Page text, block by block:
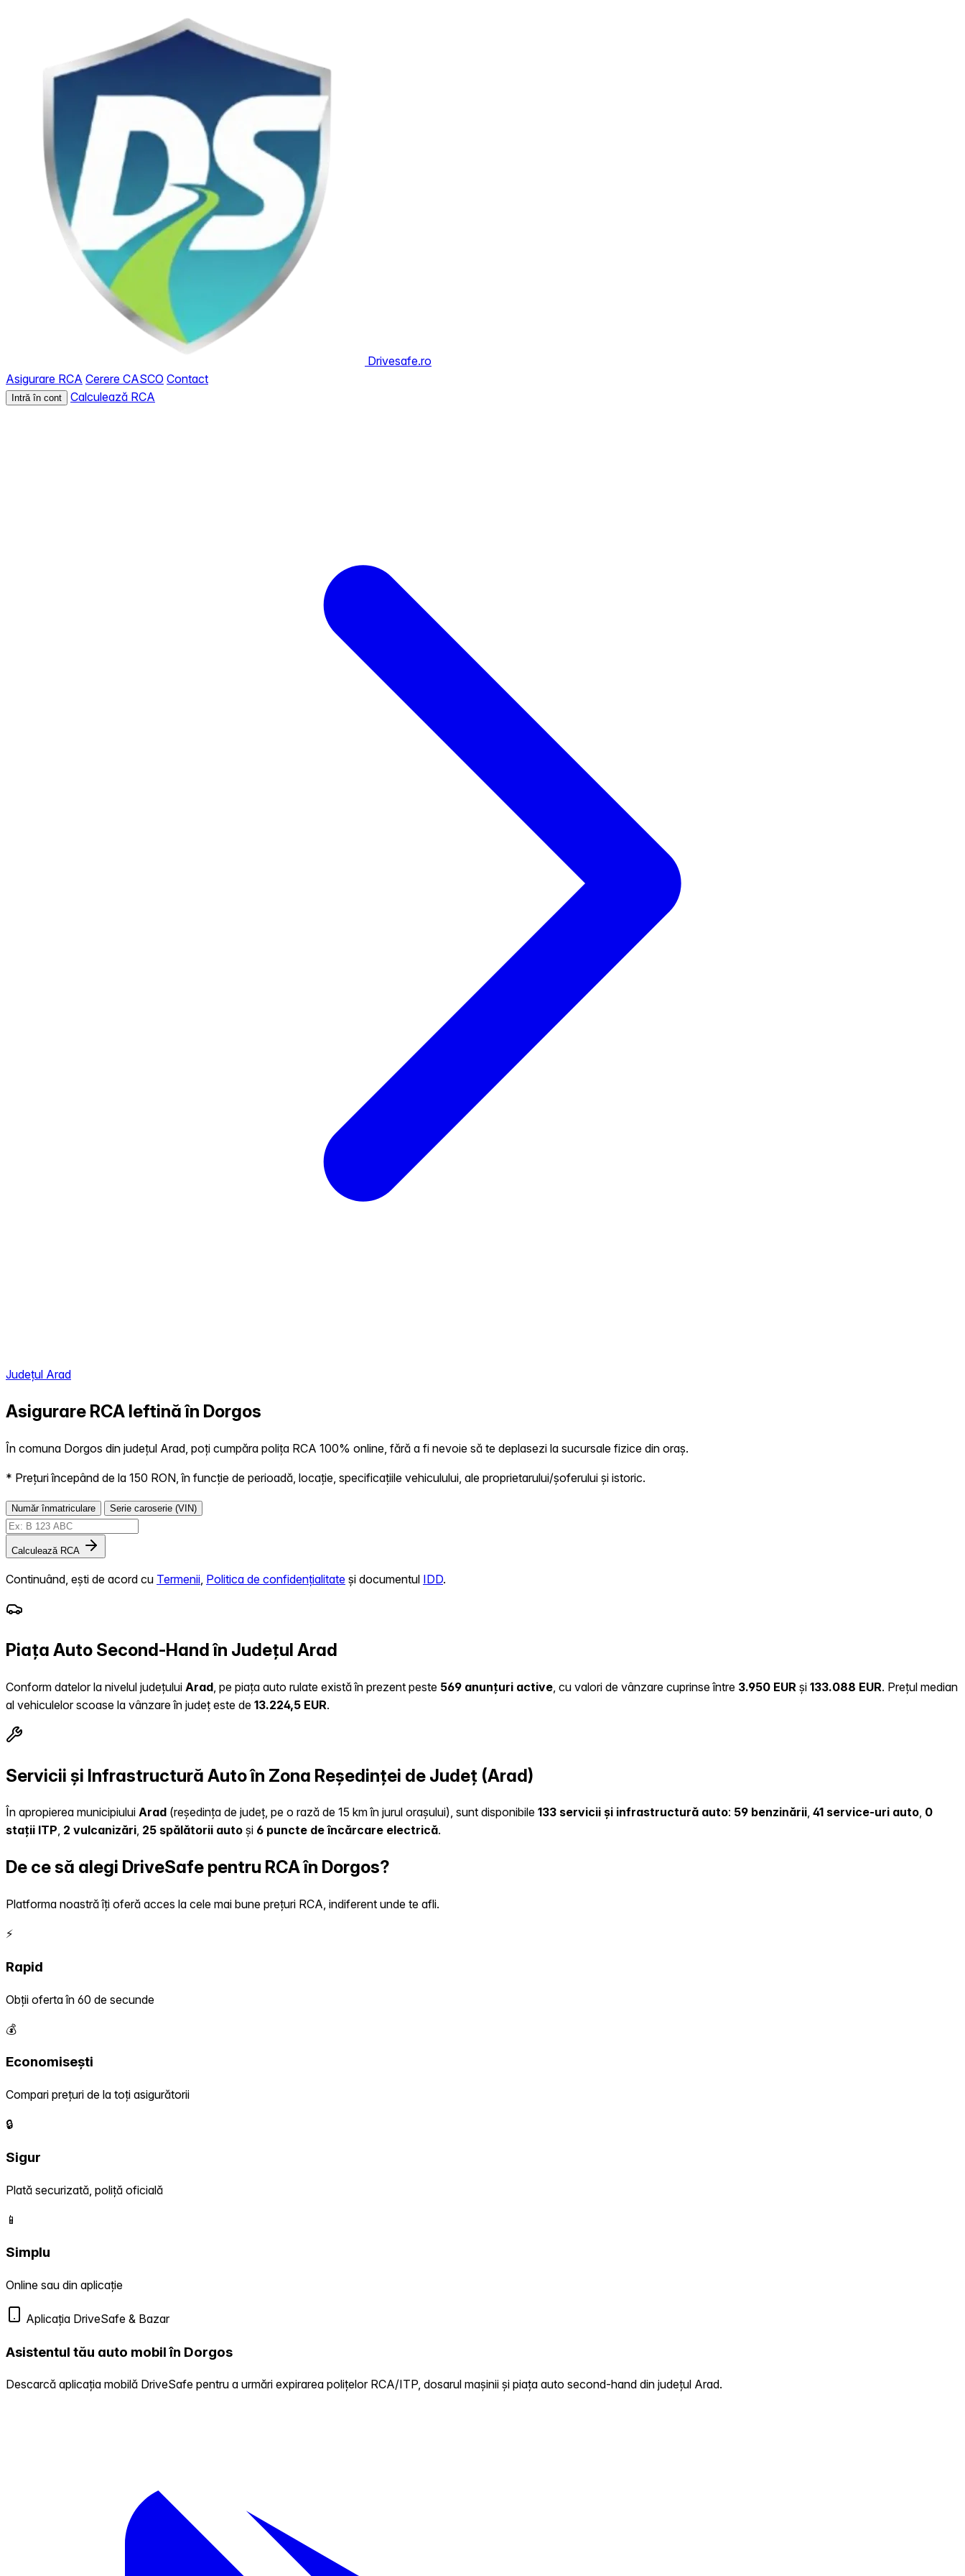
Drivesafe.ro
Asigurare RCA Cerere CASCO Contact
Intră în cont Calculează RCA
Județul Arad
Asigurare RCA Ieftină în Dorgos
În comuna Dorgos din județul Arad, poți cumpăra polița RCA 100% online, fără a fi nevoie să te deplasezi la sucursale fizice din oraș.
* Prețuri începând de la 150 RON, în funcție de perioadă, locație, specificațiile vehiculului, ale proprietarului/șoferului și istoric.
Număr înmatriculare Serie caroserie (VIN)
Calculează RCA
Continuând, ești de acord cu Termenii Politica de confidențialitate și documentul IDD.
Piața Auto Second-Hand în Județul Arad
Conform datelor la nivelul județului Arad , pe piața auto rulate există în prezent peste 569 anunțuri active , cu valori de vânzare cuprinse între 3.950 EUR și 133.088 EUR. Prețul median
al vehiculelor scoase la vânzare în județ este de 13.224,5 EUR.
Servicii și Infrastructură Auto în Zona Reședinței de Județ (Arad)
În apropierea municipiului Arad (reședința de județ, pe o rază de 15 km în jurul orașului), sunt disponibile 133 servicii și infrastructură auto: 59 benzinării, 41 service-uri auto, 0
stații ITP, 2 vulcanizări, 25 spălătorii auto și 6 puncte de încărcare electrică.
De ce să alegi DriveSafe pentru RCA în Dorgos?
Platforma noastră îți oferă acces la cele mai bune prețuri RCA, indiferent unde te afli.
⚡
Rapid
Obții oferta în 60 de secunde
💰
Economisești
Compari prețuri de la toți asigurătorii
🔒
Sigur
Plată securizată, poliță oficială
📱
Simplu
Online sau din aplicație
Aplicația DriveSafe & Bazar
Asistentul tău auto mobil în Dorgos
Descarcă aplicația mobilă DriveSafe pentru a urmări expirarea polițelor RCA/ITP, dosarul mașinii și piața auto second-hand din județul Arad.